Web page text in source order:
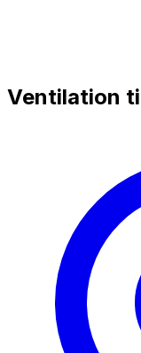
Ventilation